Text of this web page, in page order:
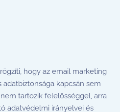
hogy az email marketing
kapcsán sem
tartozik felelősséggel, arra
adatvédelmi irányelvei és